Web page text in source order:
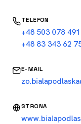
TELEFON
+48 503 078 491
+48 83 343 62
E-MAIL
STRONA